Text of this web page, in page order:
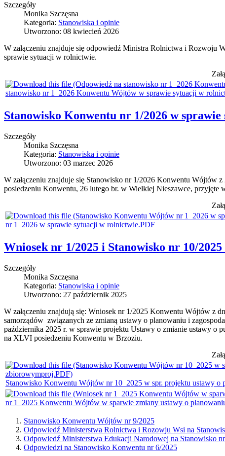
Szczegóły
Monika Szczęsna
Kategoria: Stanowiska i opinie
Utworzono: 08 kwiecień 2026
W załączeniu znajduje się odpowiedź Ministra Rolnictwa i Rozwoju
sprawie sytuacji w rolnictwie.
stanowisko nr 1_2026 Konwentu Wójtów w sprawie sytuacji w
Stanowisko Konwentu nr 1/2026 w
Szczegóły
Monika Szczęsna
Kategoria: Stanowiska i opinie
Utworzono: 03 marzec 2026
W załączeniu znajduje się Stanowisko nr 1/2026 Konwentu Wójtów
posiedzeniu Konwentu, 26 lutego br. w Wielkiej Nieszawce, przyjęte
nr 1_2026 w sprawie sytuacji w rolnictwie.PDF
Wniosek nr 1/2025 i Stanowisko nr 10/
Szczegóły
Monika Szczęsna
Kategoria: Stanowiska i opinie
Utworzono: 27 październik 2025
W załączeniu znajdują się: Wniosek nr 1/2025 Konwentu Wójtów z
samorządów związanych ze zmianą ustawy o planowaniu i
października 2025 r. w sprawie projektu Ustawy o zmianie ustawy o
na XLVI posiedzeniu Konwentu w Brzoziu.
Stanowisko Konwentu Wójtów nr 10_2025 w spr. projektu ustawy
nr 1_2025 Konwentu Wójtów w sparwie zmiany ustawy o
Stanowisko Konwentu Wójtów nr 9/2025
Odpowiedź Ministerstwa Rolnictwa i Rozowju Wsi na
Odpowiedź Ministerstwa Edukacji Narodowej na Stanowisko
Odpowiedzi na Stanowisko Konwentu nr 6/2025